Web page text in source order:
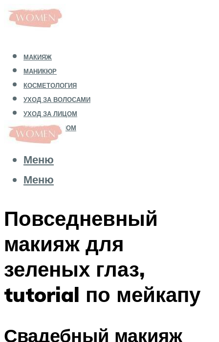
МАКИЯЖ
МАНИКЮР
КОСМЕТОЛОГИЯ
УХОД ЗА ВОЛОСАМИ
УХОД ЗА ЛИЦОМ
УХОД ЗА ТЕЛОМ
Меню
Меню
Повседневный
макияж для
зеленых глаз,
tutorial по мейкапу
Свадебный макияж